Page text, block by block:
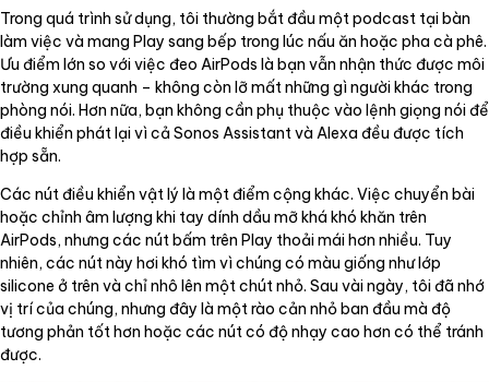
Trong quá trình sử dụng, tôi thường bắt đầu một podcast tại bàn
làm việc và mang Play sang bếp trong lúc nấu ăn hoặc pha cà phê.
Ưu điểm lớn so với việc đeo AirPods là bạn vẫn nhận thức được môi
trường xung quanh – không còn lỡ mất những gì người khác trong
phòng nói. Hơn nữa, bạn không cần phụ thuộc vào lệnh giọng nói để
điều khiển phát lại vì cả Sonos Assistant và Alexa đều được tích
hợp sẵn.
Các nút điều khiển vật lý là một điểm cộng khác. Việc chuyển bài
hoặc chỉnh âm lượng khi tay dính dầu mỡ khá khó khăn trên
AirPods, nhưng các nút bấm trên Play thoải mái hơn nhiều. Tuy
nhiên, các nút này hơi khó tìm vì chúng có màu giống như lớp
silicone ở trên và chỉ nhô lên một chút nhỏ. Sau vài ngày, tôi đã nhớ
vị trí của chúng, nhưng đây là một rào cản nhỏ ban đầu mà độ
tương phản tốt hơn hoặc các nút có độ nhạy cao hơn có thể tránh
được.